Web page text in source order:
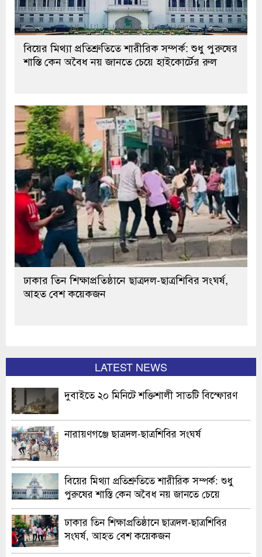
বিয়ের মিথ্যা প্রতিশ্রুতিতে শারীরিক সম্পর্ক: শুধু পুরুষের
শাস্তি কেন অবৈধ নয় জানতে চেয়ে হাইকোর্টের রুল
ঢাকার তিন শিক্ষাপ্রতিষ্ঠানে ছাত্রদল-ছাত্রশিবির সংঘর্ষ,
আহত বেশ কয়েকজন
LATEST NEWS
দুবাইতে ২০ মিনিটে শক্তিশালী সাতটি বিস্ফোরণ
নারায়ণগঞ্জে ছাত্রদল-ছাত্রশিবির সংঘর্ষ
বিয়ের মিথ্যা প্রতিশ্রুতিতে শারীরিক সম্পর্ক: শুধু
পুরুষের শাস্তি কেন অবৈধ নয় জানতে চেয়ে
হাইকোর্টের রুল
ঢাকার তিন শিক্ষাপ্রতিষ্ঠানে ছাত্রদল-ছাত্রশিবির
সংঘর্ষ, আহত বেশ কয়েকজন